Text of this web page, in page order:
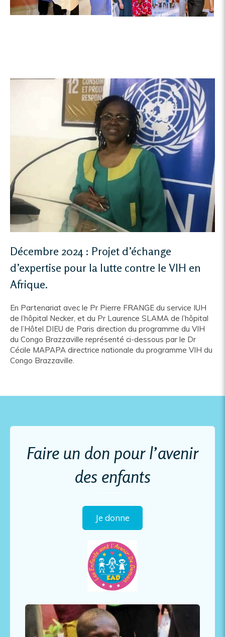
Décembre 2024 : Projet d’échange
d’expertise pour la lutte contre le VIH en
Afrique.
En Partenariat avec le Pr Pierre FRANGE du service IUH
de l’hôpital Necker, et du Pr Laurence SLAMA de l’hôpital
de l’Hôtel DIEU de Paris direction du programme du VIH
du Congo Brazzaville représenté ci-dessous par le Dr
Cécile MAPAPA directrice nationale du programme VIH du
Congo Brazzaville.
Faire un don pour l’avenir
des enfants
Je donne